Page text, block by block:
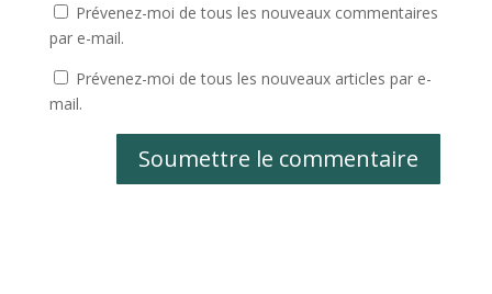
Prévenez-moi de tous les nouveaux commentaires
par e-mail.
Prévenez-moi de tous les nouveaux articles par e-
mail.
Soumettre le commentaire